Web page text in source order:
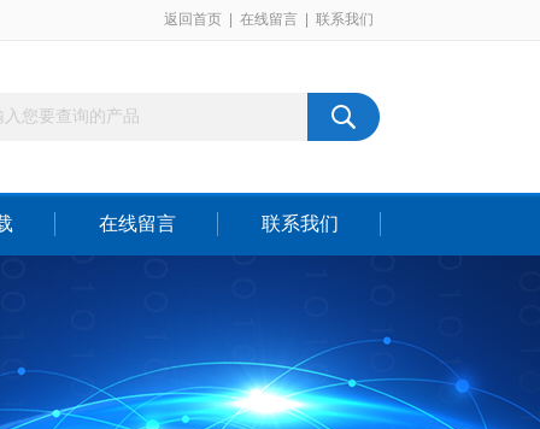
返回首页 在线留言 联系我们
在线留言 联系我们